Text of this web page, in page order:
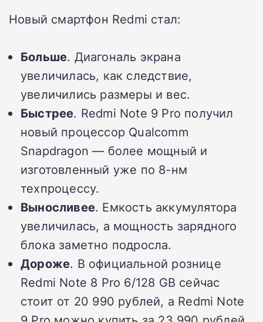
Новый смартфон Redmi стал:
Больше. Диагональ экрана
увеличилась, как следствие,
увеличились размеры и вес.
Быстрее. Redmi Note 9 Pro получил
новый процессор Qualcomm
Snapdragon — более мощный и
изготовленный уже по 8-нм
техпроцессу.
Выносливее. Емкость аккумулятора
увеличилась, а мощность зарядного
блока заметно подросла.
Дороже. В официальной рознице
Redmi Note 8 Pro 6/128 GB сейчас
стоит от 20 990 рублей, а Redmi Note